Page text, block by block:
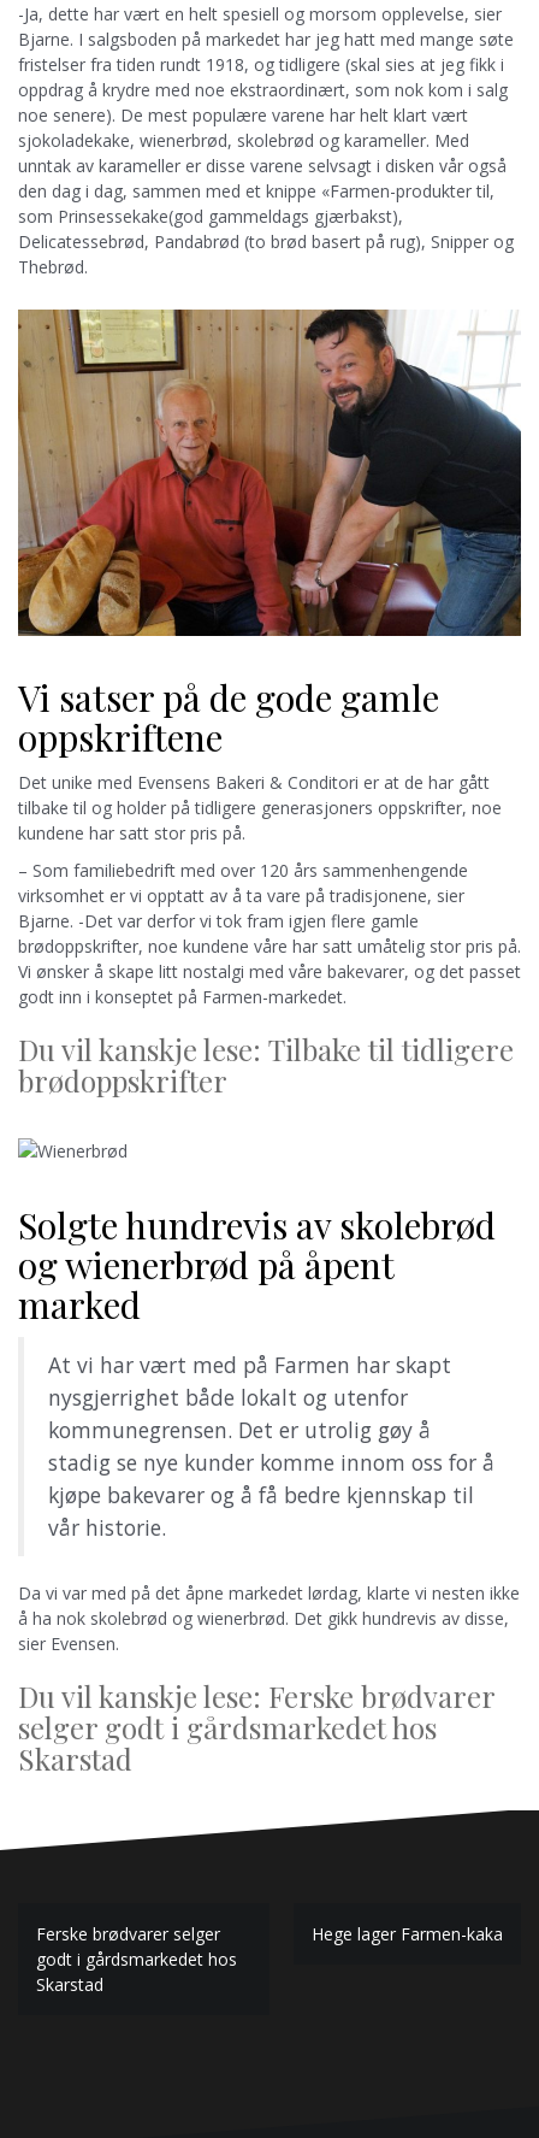
-Ja, dette har vært en helt spesiell og morsom opplevelse, sier
Bjarne. I salgsboden på markedet har jeg hatt med mange søte
fristelser fra tiden rundt 1918, og tidligere (skal sies at jeg fikk i
oppdrag å krydre med noe ekstraordinært, som nok kom i salg
noe senere). De mest populære varene har helt klart vært
sjokoladekake, wienerbrød, skolebrød og karameller. Med
unntak av karameller er disse varene selvsagt i disken vår også
den dag i dag, sammen med et knippe «Farmen-produkter til,
som Prinsessekake(god gammeldags gjærbakst),
Delicatessebrød, Pandabrød (to brød basert på rug), Snipper og
Thebrød.
Vi satser på de gode gamle
oppskriftene
Det unike med Evensens Bakeri & Conditori er at de har gått
tilbake til og holder på tidligere generasjoners oppskrifter, noe
kundene har satt stor pris på.
– Som familiebedrift med over 120 års sammenhengende
virksomhet er vi opptatt av å ta vare på tradisjonene, sier
Bjarne. -Det var derfor vi tok fram igjen flere gamle
brødoppskrifter, noe kundene våre har satt umåtelig stor pris på.
Vi ønsker å skape litt nostalgi med våre bakevarer, og det passet
godt inn i konseptet på Farmen-markedet.
Du vil kanskje lese: Tilbake til tidligere
brødoppskrifter
Solgte hundrevis av skolebrød
og wienerbrød på åpent
marked
At vi har vært med på Farmen har skapt
nysgjerrighet både lokalt og utenfor
kommunegrensen. Det er utrolig gøy å
stadig se nye kunder komme innom oss for å
kjøpe bakevarer og å få bedre kjennskap til
vår historie.
Da vi var med på det åpne markedet lørdag, klarte vi nesten ikke
å ha nok skolebrød og wienerbrød. Det gikk hundrevis av disse,
sier Evensen.
Du vil kanskje lese: Ferske brødvarer
selger godt i gårdsmarkedet hos
Skarstad
Innleggsnavigasjon
Ferske brødvarer selger
godt i gårdsmarkedet hos
Skarstad
Hege lager Farmen-kaka